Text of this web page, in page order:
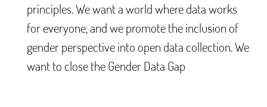
principles. We want a world where data works
for everyone, and we promote the inclusion of
gender perspective into open data collection. We
want to close the Gender Data Gap